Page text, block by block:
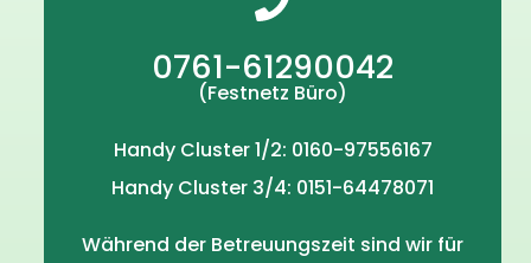
0761-61290042
(Festnetz Büro)
Handy Cluster 1/2: 0160-97556167
Handy Cluster 3/4: 0151-64478071
Während der Betreuungszeit sind wir für